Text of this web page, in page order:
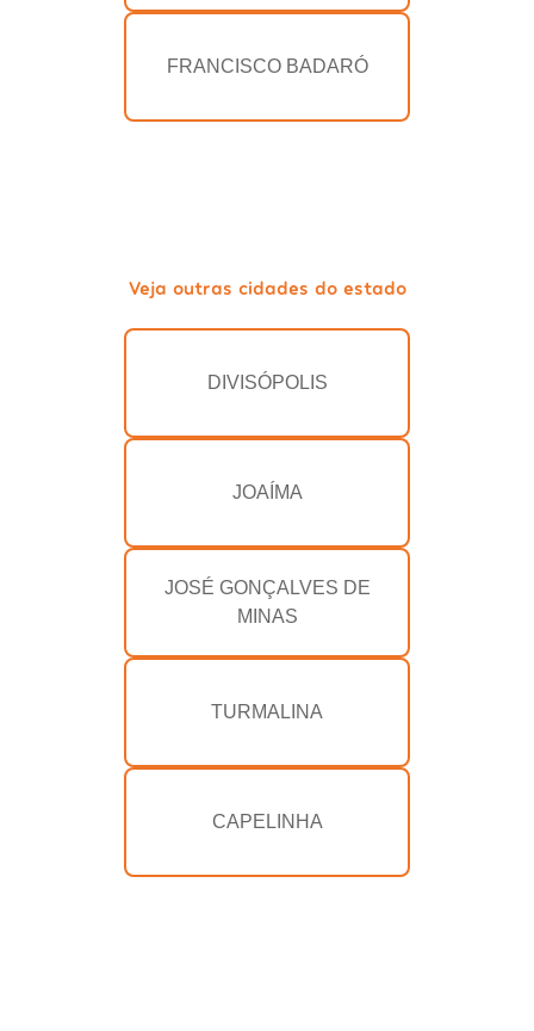
FRANCISCO BADARÓ
Veja outras cidades do estado
DIVISÓPOLIS
JOAÍMA
JOSÉ GONÇALVES DE
MINAS
TURMALINA
CAPELINHA